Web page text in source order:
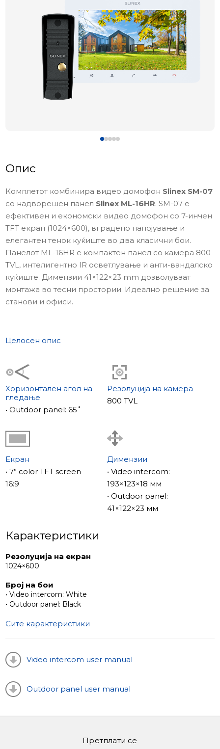
Опис
Комплетот комбинира видео домофон Slinex SM-07
со надворешен панел Slinex ML-16HR. SM-07 е
ефективен и економски видео домофон со 7-инчен
TFT екран (1024×600), вградено напојување и
елегантен тенок куќиште во два класични бои.
Панелот ML-16HR е компактен панел со камера 800
TVL, интелигентно IR осветлување и анти-вандалско
куќиште. Димензии 41×122×23 mm дозволуваат
монтажа во тесни простории. Идеално решение за
станови и офиси.
Целосен опис
Хоризонтален агол на
гледање
• Outdoor panel: 65˚
Резолуција на камера
800 TVL
Екран
• 7” color TFT screen
16:9
Димензии
• Video intercom:
193×123×18 мм
• Outdoor panel:
41×122×23 мм
Карактеристики
Резолуција на екран
1024×600
Број на бои
• Video intercom: White
• Outdoor panel: Black
Сите карактеристики
Video intercom user manual
Outdoor panel user manual
Претплати се